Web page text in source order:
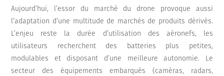
Aujourd’hui, l’essor du marché du drone provoque aussi
l’adaptation d’une multitude de marchés de produits dérivés.
L’enjeu reste la durée d’utilisation des aéronefs, les
utilisateurs recherchent des batteries plus petites,
modulables et disposant d’une meilleure autonomie. Le
secteur des équipements embarqués (caméras, radars,